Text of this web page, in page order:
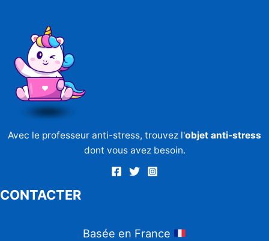
Avec le professeur anti-stress, trouvez l'objet anti-stress
dont vous avez besoin.
CONTACTER
Basée en France